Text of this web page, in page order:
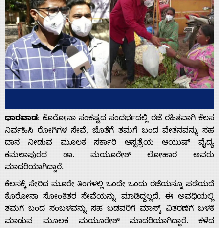
ಧಾರವಾಡ: ಕೊರೋನಾ ಸಂಕಷ್ಟ‌ದ ಸಂದರ್ಭದಲ್ಲಿ ರಜೆ ರಹಿತವಾಗಿ ಕೆಲಸ
ನಿರ್ವಹಿಸಿ ರೋಗಿಗಳ ಸೇವೆ, ಜೊತೆಗೆ ತಮಗೆ ಬಂದ ವೇತನವನ್ನು ಸಹ
ದಾನ ನೀಡುವ ಮೂಲಕ ಸರ್ಕಾರಿ ಆಸ್ಪತ್ರೆಯ ಆಯುಷ್ ವೈದ್ಯ
ಕಮಲಾಪುರದ ಡಾ. ಮಯೂರೇಶ್ ಲೋಹಾರ ಅವರು
ಮಾದರಿಯಾಗಿದ್ದಾರೆ.
ಕೆಲಸಕ್ಕೆ ಸೇರಿದ ಮೂರೇ ತಿಂಗಳಲ್ಲಿ ಒಂದೇ ಒಂದು ರಜೆಯನ್ನೂ ಪಡೆಯದೆ
ಕೊರೋನಾ ಸೋಂಕಿತರ ಸೇವೆಯನ್ನು ಮಾಡಿದ್ದಲ್ಲದೆ, ಈ ಅವಧಿಯಲ್ಲಿ
ತಮಗೆ ಬಂದ ಸಂಬಳವನ್ನು ಸಹ ಬಡವರಿಗೆ ಮಾಸ್ಕ್ ವಿತರಣೆಗೆ ಬಳಕೆ
ಮಾಡುವ ಮೂಲಕ ಮಯೂರೇಶ್ ಮಾದರಿಯಾಗಿದ್ದಾರೆ. ಕಳೆದ